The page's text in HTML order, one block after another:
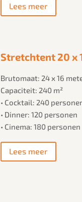
Lees meer
Stretchtent 20 x
Brutomaat: 24 x 16
Capaciteit: 240 m²
• Cocktail: 240
• Dinner: 120 personen
• Cinema: 180 personen
Lees meer